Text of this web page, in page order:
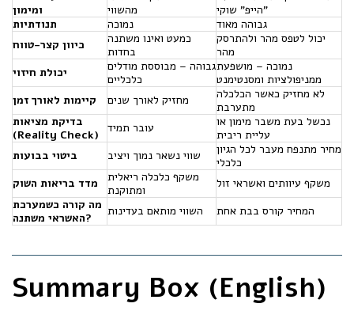
ומימון
מהשווי
"הייפ" שוקי
תנודתיות
נמוכה
גבוהה מאוד
כיוון קצר-טווח
כמעט ואינו משתנה
בחדות
יכול לטפס מהר ולהתרסק
מהר
יכולת חיזוי
גבוהה – מבוססת מודלים
כלכליים
נמוכה – מושפעת
ממניפולציות ומסנטימנט
קיימות לאורך זמן
מחזיק לאורך שנים
לא מחזיק כאשר הכלכלה
מתערבת
בדיקת מציאות
(Reality Check)
עובר תמיד
נכשל בעת משבר מימון או
עליית ריבית
ביטוי בבועות
שווי נשאר נמוך ויציב
מחיר מתנפח מעבר לכל הגיון
כלכלי
מדד בריאות השוק
משקף כלכלה ריאלית
ומתוקנת
משקף עיוותים ואשראי זול
מה קורה כשמערכת
האשראי משתנה?
השווי מותאם בעדינות המחיר קורס בבת אחת
Summary Box (English)